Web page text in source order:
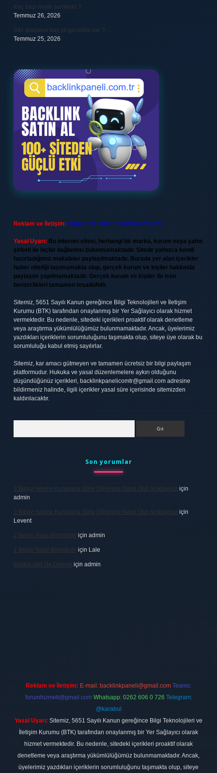
Koç başı neyin sembolü ?
Temmuz 26, 2026
Sıfır araçların kaç yıl garantisi var ?
Temmuz 25, 2026
Reklam ve İletişim: Skype: live:.cid.575569c608265c69
Yasal Uyarı: Bu internet sitesi, herhangi bir marka, kurum veya şahıs
şirketi ile hiçbir bağlantısı bulunmamaktadır. Sitede yalnızca kendi
hazırladığımız makaleler paylaşılmaktadır. Burada yer alan içerikler
haber niteliği taşımamakta olup, gerçek kurum ve kişiler hakkında
paylaşım yapılmamaktadır. Gerçek kurum ve kişiler ile isim
benzerlikleri tamamen tesadüfidir.
Sitemiz, 5651 Sayılı Kanun gereğince Bilgi Teknolojileri ve İletişim
Kurumu (BTK) tarafından onaylanmış bir Yer Sağlayıcı olarak hizmet
vermektedir. Bu nedenle, sitedeki içerikleri proaktif olarak denetleme
veya araştırma yükümlülüğümüz bulunmamaktadır. Ancak, üyelerimiz
yazdıkları içeriklerin sorumluluğunu taşımakta olup, siteye üye olarak bu
sorumluluğu kabul etmiş sayılırlar.
Sitemiz, kar amacı gütmeyen ve tamamen ücretsiz bir bilgi paylaşım
platformudur. Hukuka ve yasal düzenlemelere aykırı olduğunu
düşündüğünüz içerikleri, backlinkpanelicomtr@gmail.com adresine
bildirmeniz halinde, ilgili içerikler yasal süre içerisinde sitemizden
kaldırılacaktır.
Son yorumlar
3 Bilgiyi Işleme Kuramına Göre Öğrenme Nasıl Olur Açıklayınız için
admin
3 Bilgiyi Işleme Kuramına Göre Öğrenme Nasıl Olur Açıklayınız için
Levent
2 Belge Nasıl Birleştirilir için admin
2 Belge Nasıl Birleştirilir için Lale
Baskın Alel Ne Demek için admin
Reklam ve İletişim: E-mail: backlinkpaneli@gmail.com Teams:
forumhizmeti@gmail.com Whatsapp: 0262 606 0 726 Telegram:
@karabul
Yasal Uyarı: Sitemiz, 5651 Sayılı Kanun gereğince Bilgi Teknolojileri ve
İletişim Kurumu (BTK) tarafından onaylanmış bir Yer Sağlayıcı olarak
hizmet vermektedir. Bu nedenle, sitedeki içerikleri proaktif olarak
denetleme veya araştırma yükümlülüğümüz bulunmamaktadır. Ancak,
üyelerimiz yazdıkları içeriklerin sorumluluğunu taşımakta olup, siteye